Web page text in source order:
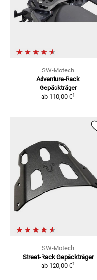
SW-Motech
Adventure-Rack
Gepäckträger
ab 110,00 €1
SW-Motech
Street-Rack Gepäckträger
ab 120,00 €1